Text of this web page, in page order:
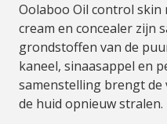
Oolaboo Oil control skin
cream en concealer zijn
grondstoffen van de
kaneel, sinaasappel en
samenstelling brengt
de huid opnieuw stralen.